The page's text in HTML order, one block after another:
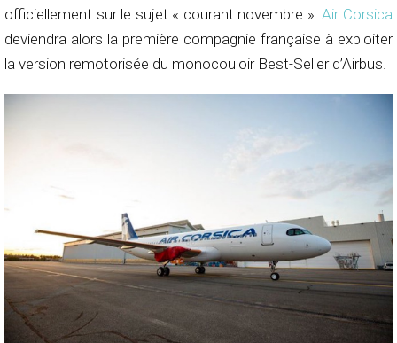
officiellement sur le sujet « courant novembre ».Air Corsica
deviendra alors la première compagnie française à exploiter
la version remotorisée du monocouloir Best-Seller d’Airbus.